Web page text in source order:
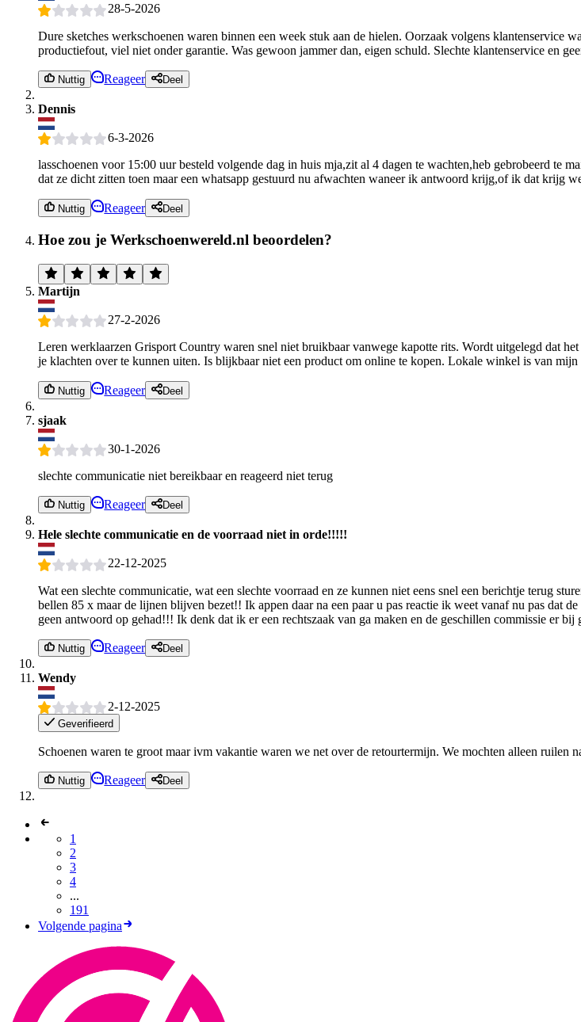
28-5-2026
Dure sketches werkschoenen waren binnen een week stuk aan de hielen. Oorzaak volgens klantenservice
productiefout, viel niet onder garantie. Was gewoon jammer dan, eigen schuld. Slechte klantenservice en
Nuttig Reageer Deel
Dennis
6-3-2026
lasschoenen voor 15:00 uur besteld volgende dag in huis mja,zit al 4 dagen te wachten,heb gebrobeerd te
dat ze dicht zitten toen maar een whatsapp gestuurd nu afwachten waneer ik antwoord krijg,of ik dat krijg
Nuttig Reageer Deel
Hoe zou je Werkschoenwereld.nl beoordelen?
Martijn
27-2-2026
Leren werklaarzen Grisport Country waren snel niet bruikbaar vanwege kapotte rits. Wordt uitgelegd dat
je klachten over te kunnen uiten. Is blijkbaar niet een product om online te kopen. Lokale winkel is van mijn
Nuttig Reageer Deel
sjaak
30-1-2026
slechte communicatie niet bereikbaar en reageerd niet terug
Nuttig Reageer Deel
Hele slechte communicatie en de voorraad niet in orde!!!!!
22-12-2025
Wat een slechte communicatie, wat een slechte voorraad en ze kunnen niet eens snel een berichtje terug
bellen 85 x maar de lijnen blijven bezet!! Ik appen daar na een paar u pas reactie ik weet vanaf nu pas dat
geen antwoord op gehad!!! Ik denk dat ik er een rechtszaak van ga maken en de geschillen commissie er
Nuttig Reageer Deel
Wendy
2-12-2025
Geverifieerd
Schoenen waren te groot maar ivm vakantie waren we net over de retourtermijn. We mochten alleen ruilen
Nuttig Reageer Deel
1
2
3
4
...
191
Volgende pagina